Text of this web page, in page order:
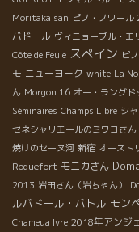
Moritaka san ピノ・ノワール
バドール ヴィニョーブル・エ
Côte de Feule スペイン ピ
モ ニューヨーク white La
ん Morgon 16 オー・ラング
Séminaires Champs Libre シ
セネシャリエールのミワコさん
焼けのセーヌ河 新宿 オースト
Roquefort モニカさん
2013 岩田さん（岩ちゃん）
ルバドール・バトル モン
Chameua Ivre 2018年アンジ